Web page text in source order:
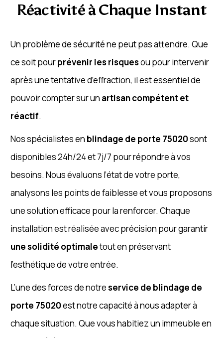
Réactivité à Chaque Instant
Un problème de sécurité ne peut pas attendre. Que
ce soit pourprévenir les risquesou pour intervenir
après une tentative d’effraction, il est essentiel de
pouvoir compter sur un artisan compétent et
réactif.
Nos spécialistes en blindage de porte 75020sont
disponibles 24h/24 et 7j/7 pour répondre à vos
besoins. Nous évaluons l’état de votre porte,
analysons les points de faiblesse et vous proposons
une solution efficace pour la renforcer. Chaque
installation est réalisée avec précision pour garantir
une solidité optimaletout en préservant
l’esthétique de votre entrée.
L’une des forces de notreservice de blindage de
porte 75020est notre capacité à nous adapter à
chaque situation. Que vous habitiez un immeuble en